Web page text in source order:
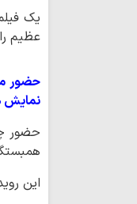
یک
عظیم
حضور
نمایش
این